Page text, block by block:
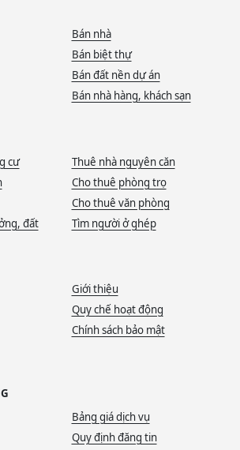
Bán nhà
Bán biệt thự
Bán đất nền dự án
Bán nhà hàng, khách sạn
cư
Thuê nhà nguyên căn
Cho thuê phòng trọ
Cho thuê văn phòng
đất
Tìm người ở ghép
Giới thiệu
Quy chế hoạt động
Chính sách bảo mật
Bảng giá dịch vụ
Quy định đăng tin